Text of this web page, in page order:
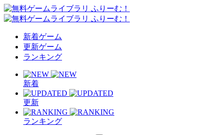
新着ゲーム
更新ゲーム
ランキング
新着
更新
ランキング